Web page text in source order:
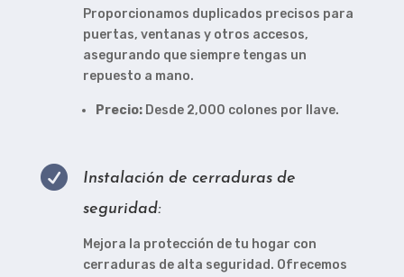
Proporcionamos duplicados precisos para
puertas, ventanas y otros accesos,
asegurando que siempre tengas un
repuesto a mano.
Precio:Desde 2,000 colones por llave.

Instalación de cerraduras de
seguridad:
Mejora la protección de tu hogar con
cerraduras de alta seguridad. Ofrecemos